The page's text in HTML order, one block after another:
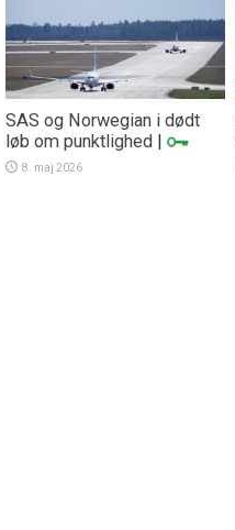
SAS og Norwegian i dødt
løb om punktlighed |
8. maj 2026